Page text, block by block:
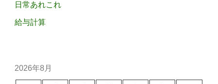
日常あれこれ
給与計算
2026年8月